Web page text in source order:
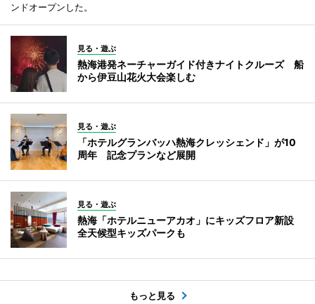
ンドオープンした。
見る・遊ぶ
熱海港発ネーチャーガイド付きナイトクルーズ 船
から伊豆山花火大会楽しむ
見る・遊ぶ
「ホテルグランバッハ熱海クレッシェンド」が10
周年 記念プランなど展開
見る・遊ぶ
熱海「ホテルニューアカオ」にキッズフロア新設
全天候型キッズパークも
もっと見る